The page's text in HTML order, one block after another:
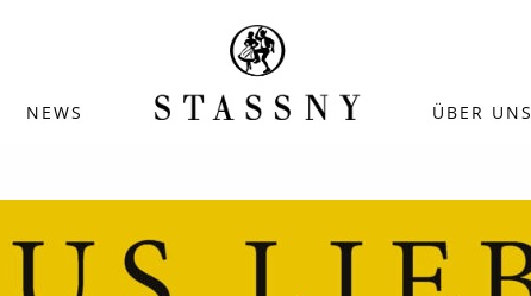
NEWS ÜBER UNS